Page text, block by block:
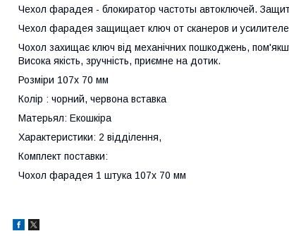
Чехол фарадея - блокиратор частоты автоключей.
Чехол фарадея защищает ключ от сканеров и
Чохол захищає ключ від механічних пошкоджень,
Висока якість, зручність, приємне на дотик.
Розміри 107x 70 мм
Колір : чорний, червона вставка
Матерьял: Екошкіра
Характеристики: 2 відділення,
Комплект поставки:
Чохол фарадея 1 штука 107x 70 мм